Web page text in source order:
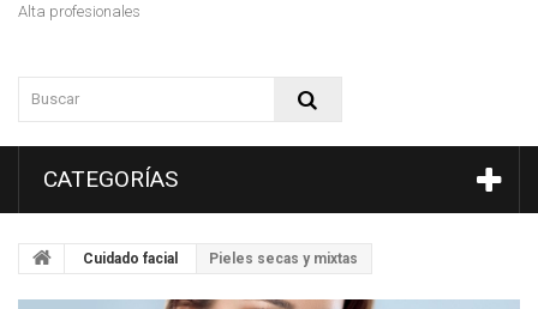
Alta profesionales
CATEGORÍAS
Cuidado facial Pieles secas y mixtas